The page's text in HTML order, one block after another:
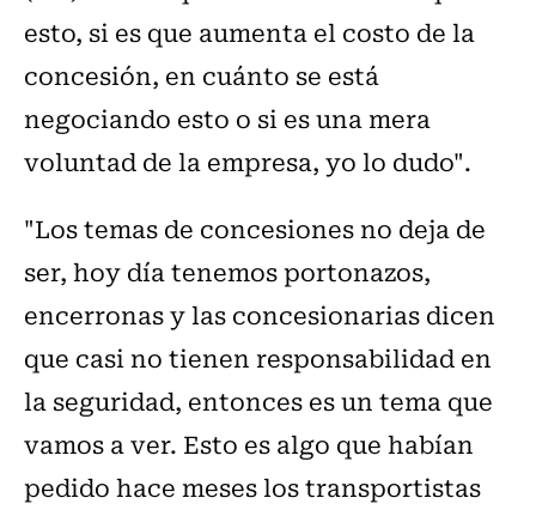
esto, si es que aumenta el costo de la
concesión, en cuánto se está
negociando esto o si es una mera
voluntad de la empresa, yo lo dudo".
"Los temas de concesiones no deja de
ser, hoy día tenemos portonazos,
encerronas y las concesionarias dicen
que casi no tienen responsabilidad en
la seguridad, entonces es un tema que
vamos a ver. Esto es algo que habían
pedido hace meses los transportistas